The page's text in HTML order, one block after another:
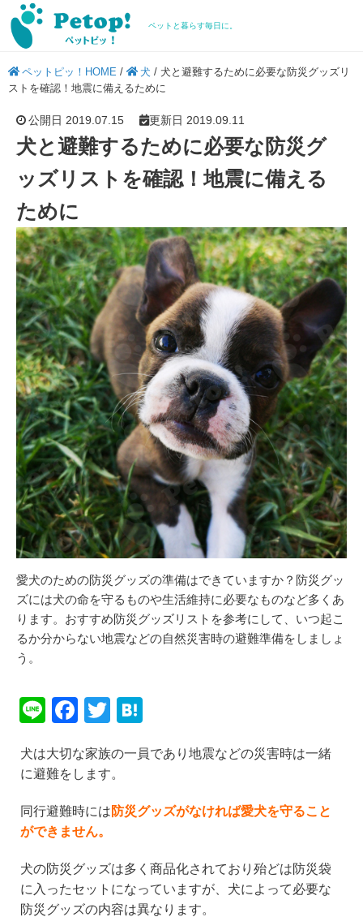
ペットと暮らす毎日に。
ペットピッ！HOME / 犬 / 犬と避難するために必要な防災グッズリ
ストを確認！地震に備えるために
公開日 2019.07.15 更新日 2019.09.11
犬と避難するために必要な防災グ
ッズリストを確認！地震に備える
ために
愛犬のための防災グッズの準備はできていますか？防災グッ
ズには犬の命を守るものや生活維持に必要なものなど多くあ
ります。おすすめ防災グッズリストを参考にして、いつ起こ
るか分からない地震などの自然災害時の避難準備をしましょ
う。
Li
e
F
c
e
b
o
o
k
T
tt
er
e
a
犬は大切な家族の一員であり地震などの災害時は一緒
に避難をします。
同行避難時には 防災グッズがなければ愛犬を守ること
ができません。
犬の防災グッズは多く商品化されており殆どは防災袋
に入ったセットになっていますが、犬によって必要な
防災グッズの内容は異なります。